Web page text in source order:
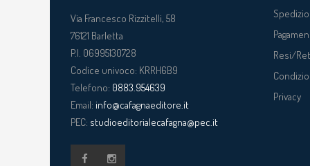
Via Francesco Rizzitelli, 58
76121 Barletta
P.I. 06995130728
Codice univoco: KRRH6B9
Telefono: 0883.954639
Email: info@cafagnaeditore.it
PEC: studioeditorialecafagna@pec.it
Resi/
Privacy